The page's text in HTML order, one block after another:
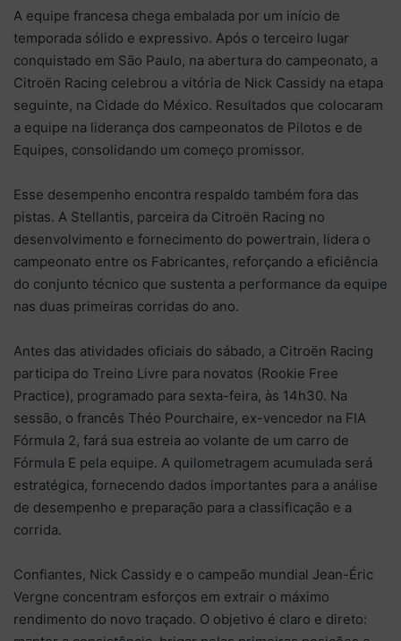
A equipe francesa chega embalada por um início de
temporada sólido e expressivo. Após o terceiro lugar
conquistado em São Paulo, na abertura do campeonato, a
Citroën Racing celebrou a vitória de Nick Cassidy na etapa
seguinte, na Cidade do México. Resultados que colocaram
a equipe na liderança dos campeonatos de Pilotos e de
Equipes, consolidando um começo promissor.
Esse desempenho encontra respaldo também fora das
pistas. A Stellantis, parceira da Citroën Racing no
desenvolvimento e fornecimento do powertrain, lidera o
campeonato entre os Fabricantes, reforçando a eficiência
do conjunto técnico que sustenta a performance da equipe
nas duas primeiras corridas do ano.
Antes das atividades oficiais do sábado, a Citroën Racing
participa do Treino Livre para novatos (Rookie Free
Practice), programado para sexta-feira, às 14h30. Na
sessão, o francês Théo Pourchaire, ex-vencedor na FIA
Fórmula 2, fará sua estreia ao volante de um carro de
Fórmula E pela equipe. A quilometragem acumulada será
estratégica, fornecendo dados importantes para a análise
de desempenho e preparação para a classificação e a
corrida.
Confiantes, Nick Cassidy e o campeão mundial Jean-Éric
Vergne concentram esforços em extrair o máximo
rendimento do novo traçado. O objetivo é claro e direto: